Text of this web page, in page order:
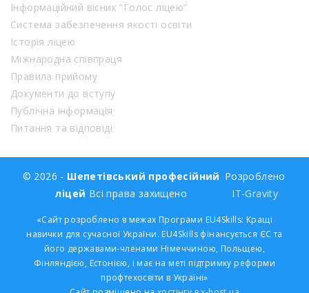
Інформаційний вісник “Голос ліцею”
Система забезпечення якості освіти
Історія ліцею
Міжнародна співпраця
Правила прийому
Документи до вступу
Публічна інформація
Питання та відповіді
© 2026 - Шепетівський професійний
ліцей Всі права захищено
Розроблено
IT-Gravity
«Сайт розроблено в межах Програми EU4Skills: Кращі
навички для сучасної України. EU4Skills фінансується ЄС та
його державами-членами Німеччиною, Польщею,
Фінляндією, Естонією, і має на меті підтримку реформи
профтехосвіти в Україні»